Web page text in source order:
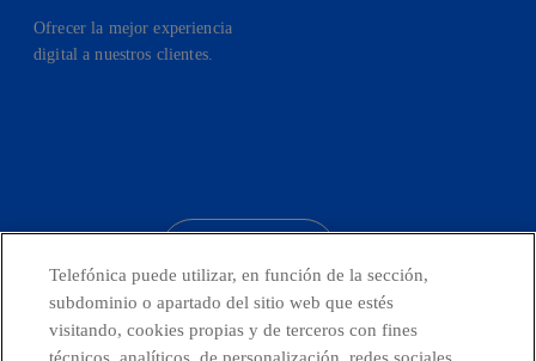
Ofrecer la mejor experiencia
digital a nuestros clientes.
Telefónica en redes sociales
Telefónica puede utilizar, en función de la sección,
subdominio o apartado del sitio web que estés
visitando, cookies propias y de terceros con fines